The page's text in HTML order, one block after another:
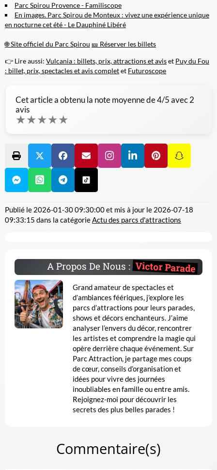
Parc Spirou Provence - Familiscope
En images. Parc Spirou de Monteux : vivez une expérience unique
en nocturne cet été - Le Dauphiné Libéré
🌐 Site officiel du Parc Spirou 🎫 Réserver les billets
👉 Lire aussi: Vulcania : billets, prix, attractions et aviset Puy du Fou
: billet, prix, spectacles et avis completet Futuroscope
Cet article a obtenu la note moyenne de4/5 avec2
avis
★★★★★
Publié le 2026-01-30 09:30:00et mis à jour le 2026-07-18
09:33:15 dans la catégorieActu des parcs d'attractions
A Propos De Nous : Victor Parade
Grand amateur de spectacles et
d’ambiances féériques, j’explore les
parcs d’attractions pour leurs parades,
shows et décors enchanteurs. J’aime
analyser l’envers du décor, rencontrer
les artistes et comprendre la magie qui
opère derrière chaque événement. Sur
Parc Attraction, je partage mes coups
de cœur, conseils d’organisation et
idées pour vivre des journées
inoubliables en famille ou entre amis.
Rejoignez-moi pour découvrir les
secrets des plus belles parades !
Commentaire(s)